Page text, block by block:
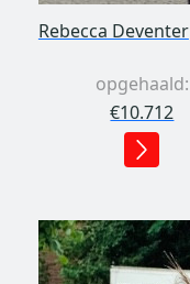
Rebecca Deventer
opgehaald:
€10.712